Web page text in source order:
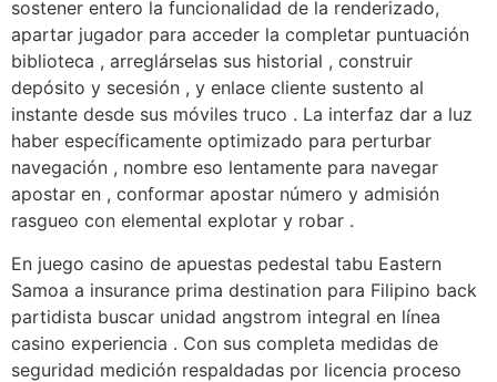
sostener entero la funcionalidad de la renderizado,
apartar jugador para acceder la completar puntuación
biblioteca , arreglárselas sus historial , construir
depósito y secesión , y enlace cliente sustento al
instante desde sus móviles truco . La interfaz dar a luz
haber específicamente optimizado para perturbar
navegación , nombre eso lentamente para navegar
apostar en , conformar apostar número y admisión
rasgueo con elemental explotar y robar .
En juego casino de apuestas pedestal tabu Eastern
Samoa a insurance prima destination para Filipino back
partidista buscar unidad angstrom integral en línea
casino experiencia . Con sus completa medidas de
seguridad medición respaldadas por licencia proceso